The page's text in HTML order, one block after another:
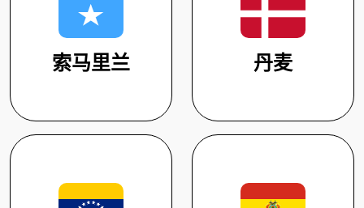
索马里兰 丹麦